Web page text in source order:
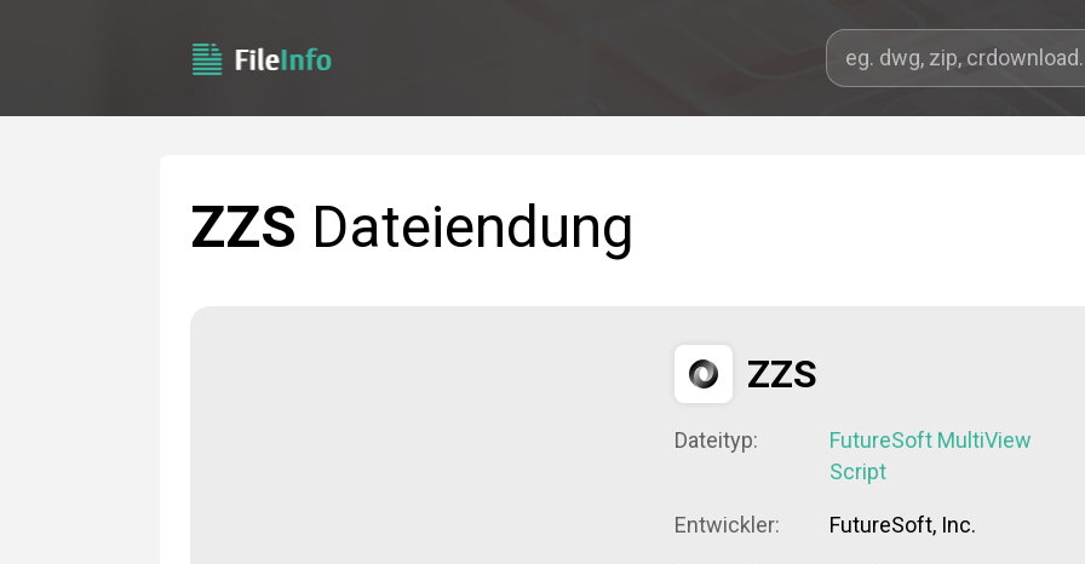
ZZS Dateiendung
ZZS
Dateityp:
FutureSoft MultiView
Script
Entwickler: FutureSoft, Inc.